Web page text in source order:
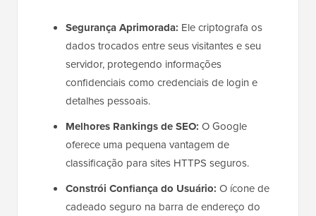
Segurança Aprimorada: Ele criptografa os
dados trocados entre seus visitantes e seu
servidor, protegendo informações
confidenciais como credenciais de login e
detalhes pessoais.
Melhores Rankings de SEO: O Google
oferece uma pequena vantagem de
classificação para sites HTTPS seguros.
Constrói Confiança do Usuário: O ícone de
cadeado seguro na barra de endereço do